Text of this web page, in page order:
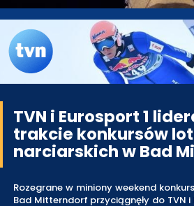
TVN i Eurosport 1
trakcie konkursów
narciarskich w Bad
Rozegrane w miniony weekend
Bad Mitterndorf przyciągnęły do TVN